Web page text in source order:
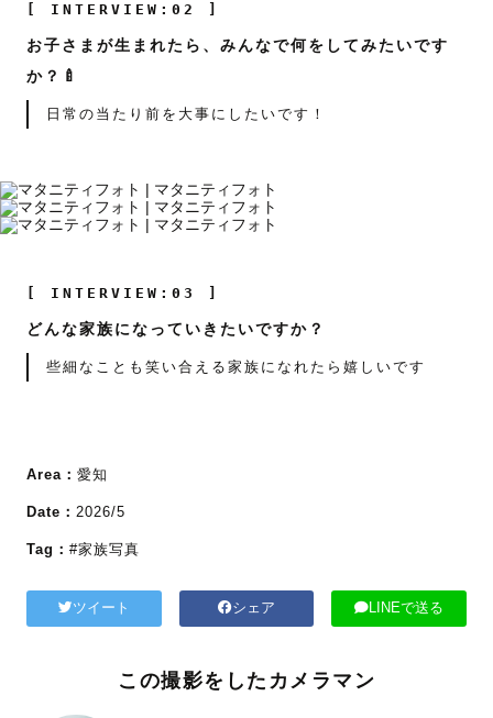
[ INTERVIEW:02 ]
お子さまが生まれたら、みんなで何をしてみたいです
か？🍼
日常の当たり前を大事にしたいです！
[ INTERVIEW:03 ]
どんな家族になっていきたいですか？
些細なことも笑い合える家族になれたら嬉しいです
Area： 愛知
Date： 2026/5
Tag： #家族写真
ツイート シェア LINEで送る
この撮影をしたカメラマン